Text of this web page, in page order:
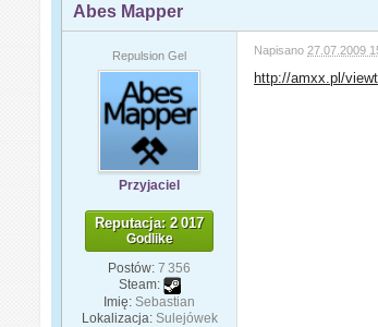
Abes Mapper
Repulsion Gel
Przyjaciel
Reputacja: 2 017
Godlike
Postów: 7 356
Steam:
Imię: Sebastian
Lokalizacja: Sulejówek
Napisano 27.07.2009
http://amxx.pl/